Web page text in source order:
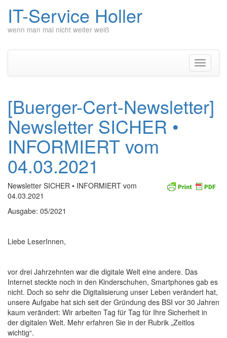
IT-Service Holler
wenn man mal nicht weiter weiß
[Buerger-Cert-Newsletter]
Newsletter SICHER •
INFORMIERT vom
04.03.2021
Newsletter SICHER • INFORMIERT vom
04.03.2021
Ausgabe: 05/2021
Liebe LeserInnen,
vor drei Jahrzehnten war die digitale Welt eine andere. Das
Internet steckte noch in den Kinderschuhen, Smartphones gab es
nicht. Doch so sehr die Digitalisierung unser Leben verändert hat,
unsere Aufgabe hat sich seit der Gründung des BSI vor 30 Jahren
kaum verändert: Wir arbeiten Tag für Tag für Ihre Sicherheit in
der digitalen Welt. Mehr erfahren Sie in der Rubrik „Zeitlos
wichtig“.